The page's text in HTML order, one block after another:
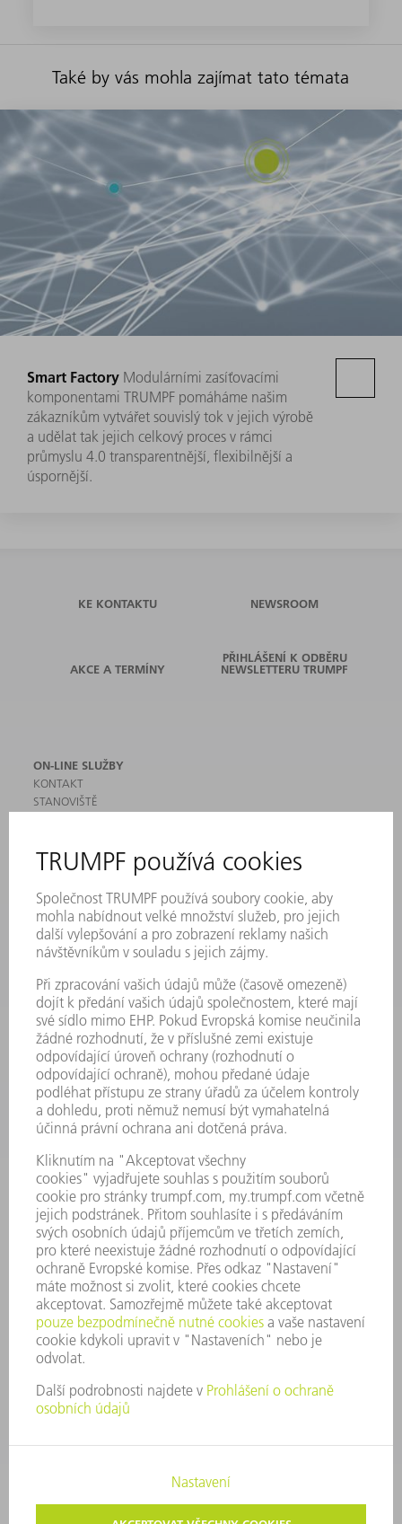
Také by vás mohla zajímat tato témata
Smart Factory Modulárními zasíťovacími
komponentami TRUMPF pomáháme našim
zákazníkům vytvářet souvislý tok v jejich výrobě
a udělat tak jejich celkový proces v rámci
průmyslu 4.0 transparentnější, flexibilnější a
úspornější.
KE KONTAKTU NEWSROOM
AKCE A TERMÍNY
PŘIHLÁŠENÍ K ODBĚRU
NEWSLETTERU TRUMPF
ON-LINE SLUŽBY
KONTAKT
STANOVIŠTĚ
MYTRUMPF
BEZPEČNOSTNÍ LISTY
PRODUKTY
STROJE & SYSTÉMY
LASER
VÝKONOVÁ ELEKTRONIKA
SMART FACTORY
SOFTWARE
SERVIS
POUŽITÍ
ODVĚTVÍ
SPOLEČNOST
KARIÉRA
PRACOVNÍ NABÍDKY
PROFIL PODNIKU
VÝROČNÍ ZPRÁVA
ZÁSADY SPOLEČNOSTI
SHODA
SYSTÉM UPOZORŇOVAČŮ
SECURITY
TISKOVÉ ZPRÁVY
MAGAZÍN
UDRŽITELNOST
ŽIVOTNÍ PROSTŘEDÍ & KLIMA
SOCIÁLNÍ TÉMA & SPOLEČNOST
VEDENÍ FIRMY
OCHRANA DAT
AUTORSKÉ A ZNÁMKOVÉ PRÁVO